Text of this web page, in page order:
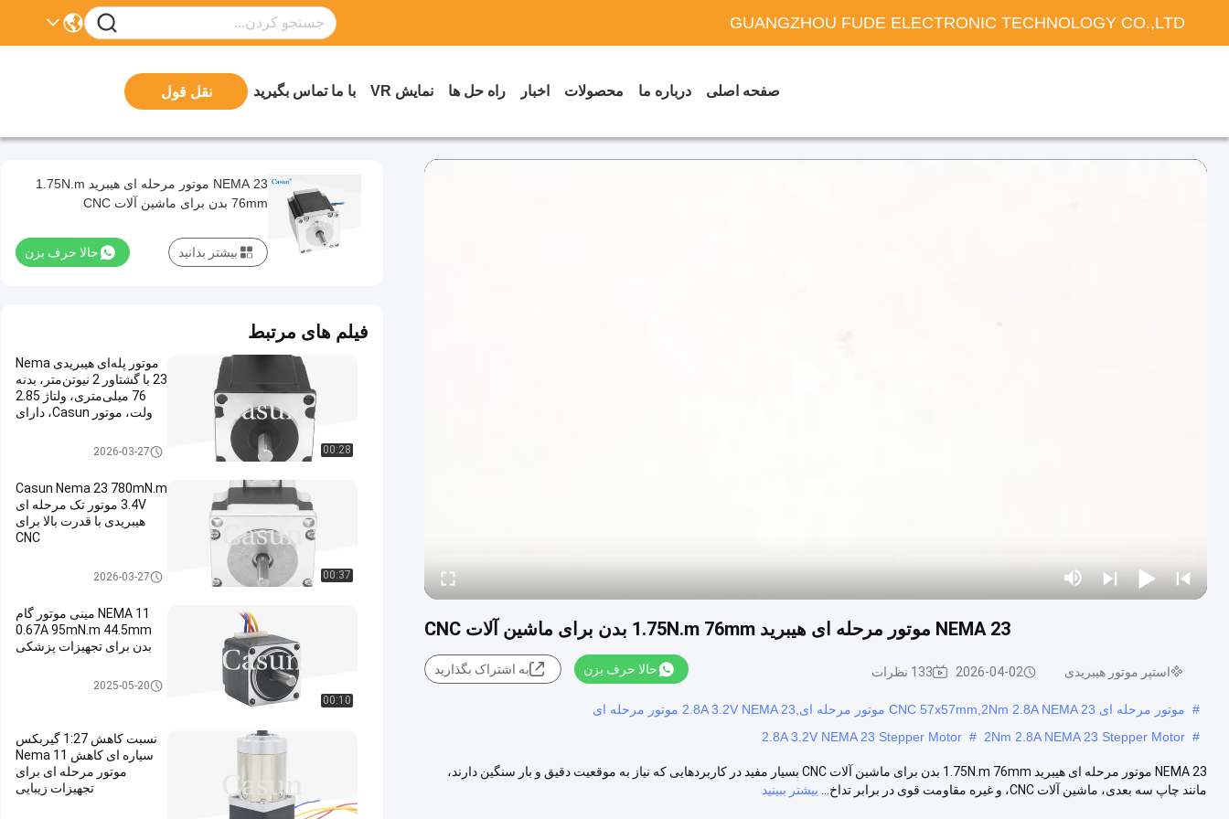
GUANGZHOU FUDE ELECTRONIC TECHNOLOGY CO.,LTD
صفحه اصلی درباره ما محصولات اخبار راه حل ها نمایش VR با ما تماس بگیرید نقل قول
NEMA 23 موتور مرحله ای هیبرید 1.75N.m 76mm بدن برای ماشین آلات CNC
استپر موتور هیبریدی 2026-04-02 133 نظرات حالا حرف بزن به اشتراک بگذارید
# موتور مرحله ای CNC 57x57mm,2Nm 2.8A NEMA 23 موتور مرحله ای,2.8A 3.2V NEMA 23 موتور مرحله ای
#
2Nm 2.8A NEMA 23 Stepper Motor
#
2.8A 3.2V NEMA 23 Stepper Motor
NEMA 23 موتور مرحله ای هیبرید 1.75N.m 76mm بدن برای ماشین آلات CNC بسیار مفید در کاربردهایی که نیاز به موقعیت دقیق و بار سنگین دارند،
مانند چاپ سه بعدی، ماشین آلات CNC، و غیره مقاومت قوی در برابر تداخ...
بیشتر ببینید
NEMA 23 موتور مرحله ای هیبرید 1.75N.m
76mm بدن برای ماشین آلات CNC
حالا حرف بزن بیشتر بدانید
فیلم های مرتبط
00:28
موتور پله‌ای هیبریدی Nema
23 با گشتاور 2 نیوتن‌متر، بدنه
76 میلی‌متری، ولتاژ 2.85
ولت، موتور Casun، دارای
موتور پله ای nema 232026-03-27
00:37
Casun Nema 23 780mN.m
3.4V موتور تک مرحله ای
هیبریدی با قدرت بالا برای
CNC
موتور پله ای nema 232026-03-27
00:10
NEMA 11 مینی موتور گام
0.67A 95mN.m 44.5mm
بدن برای تجهیزات پزشکی
موتور پله ای nema 112025-05-20
نسبت کاهش 1:27 گیربکس
سیاره ای کاهش Nema 11
موتور مرحله ای برای
تجهیزات زیبایی